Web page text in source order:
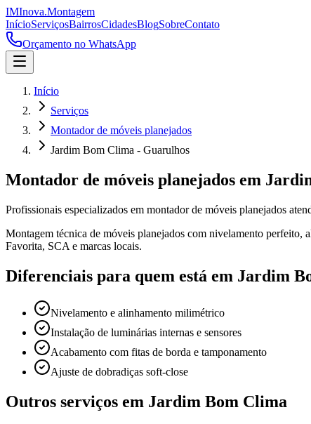
IMInova.Montagem
InícioServiçosBairrosCidadesBlogSobreContato
Orçamento no WhatsApp
Início
Serviços
Montador de móveis planejados
Jardim Bom Clima - Guarulhos
Montador de móveis planejados em
Profissionais especializados em montador de móveis planejados
Montagem técnica de móveis planejados com nivelamento perfeito,
Favorita, SCA e marcas locais.
Diferenciais para quem está em Jardim
Nivelamento e alinhamento milimétrico
Instalação de luminárias internas e sensores
Acabamento com fitas de borda e tamponamento
Ajuste de dobradiças soft-close
Outros serviços em Jardim Bom Clima